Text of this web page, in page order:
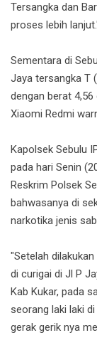
Tersangka dan
proses lebih
Sementara di
Jaya tersangka T
dengan berat
Xiaomi Redmi
Kapolsek Sebulu
pada hari Senin
Reskrim Polsek
bahwasanya di
narkotika jenis
"Setelah
di curigai di Jl P
Kab Kukar, pada
seorang laki laki
gerak gerik nya